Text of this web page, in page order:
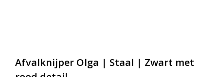
Afvalknijper Olga | Staal | Zwart met